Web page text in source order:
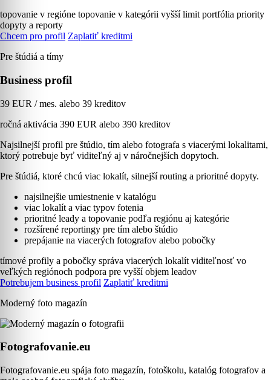
topovanie v regióne topovanie v kategórii vyšší limit portfólia priority
dopyty a reporty
Chcem pro profil Zaplatiť kreditmi
Pre štúdiá a tímy
Business profil
39 EUR / mes. alebo 39 kreditov
ročná aktivácia 390 EUR alebo 390 kreditov
Najsilnejší profil pre štúdio, tím alebo fotografa s viacerými lokalitami,
ktorý potrebuje byť viditeľný aj v náročnejších dopytoch.
Pre štúdiá, ktoré chcú viac lokalít, silnejší routing a prioritné dopyty.
najsilnejšie umiestnenie v katalógu
viac lokalít a viac typov fotenia
prioritné leady a topovanie podľa regiónu aj kategórie
rozšírené reportingy pre tím alebo štúdio
prepájanie na viacerých fotografov alebo pobočky
tímové profily a pobočky správa viacerých lokalít viditeľnosť vo
veľkých regiónoch podpora pre vyšší objem leadov
Potrebujem business profil Zaplatiť kreditmi
Moderný foto magazín
Fotografovanie.eu
Fotografovanie.eu spája foto magazín, fotoškolu, katalóg fotografov a